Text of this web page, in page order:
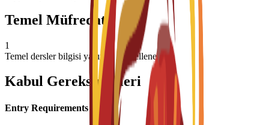
Temel Müfredat
1
Temel dersler bilgisi yakında güncellenecek
Kabul Gereksinimleri
Entry Requirements